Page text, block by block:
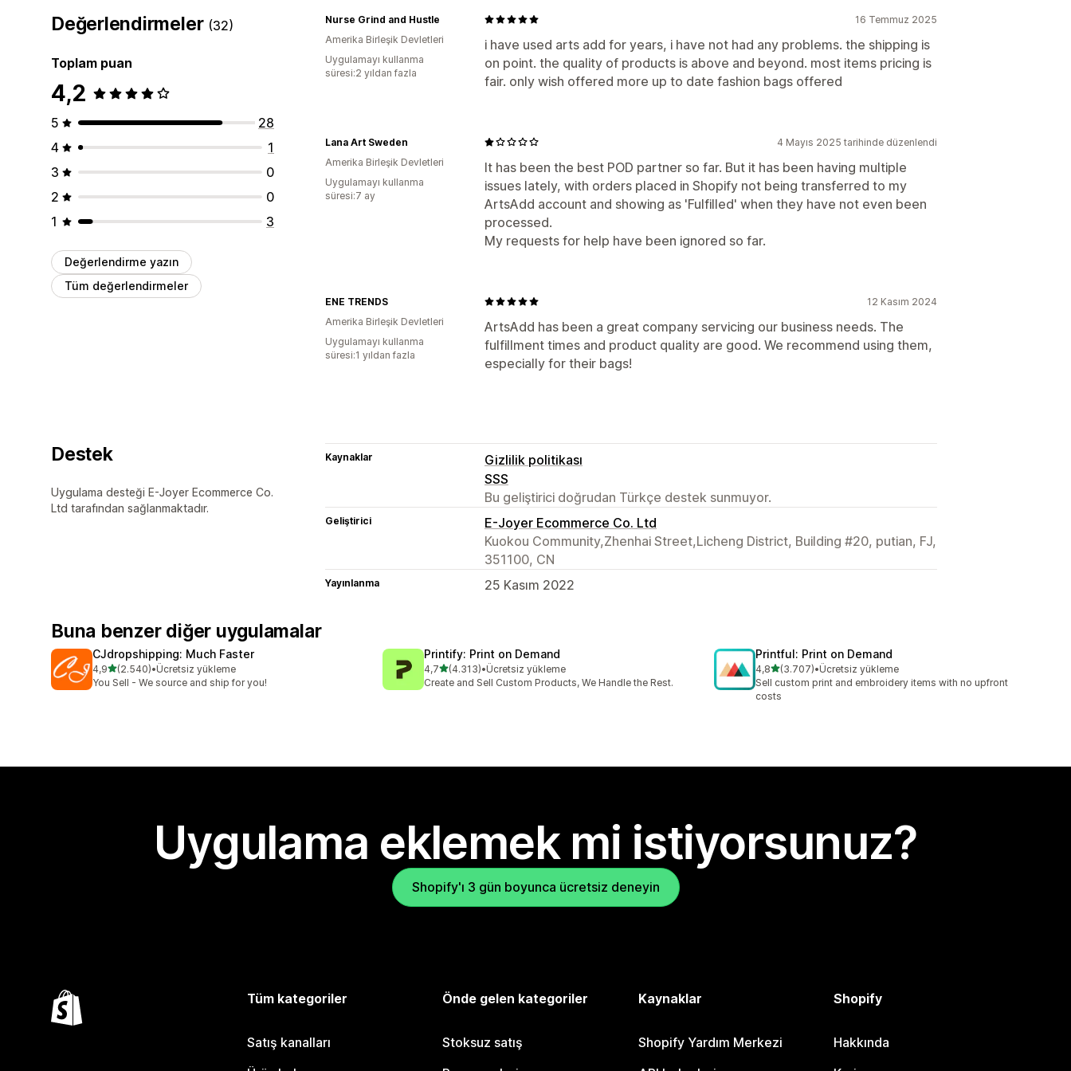
Değerlendirmeler (32)
Toplam puan
4,2
5
28
4
1
3
0
2
0
1
3
Değerlendirme yazın
Tüm değerlendirmeler
16 Temmuz 2025
i have used arts add for years, i have not had any problems. the shipping is
on point. the quality of products is above and beyond. most items pricing is
fair. only wish offered more up to date fashion bags offered
Nurse Grind and Hustle
Amerika Birleşik Devletleri
Uygulamayı kullanma
süresi:2 yıldan fazla
4 Mayıs 2025 tarihinde düzenlendi
It has been the best POD partner so far. But it has been having multiple
issues lately, with orders placed in Shopify not being transferred to my
ArtsAdd account and showing as 'Fulfilled' when they have not even been
processed.
My requests for help have been ignored so far.
Lana Art Sweden
Amerika Birleşik Devletleri
Uygulamayı kullanma
süresi:7 ay
12 Kasım 2024
ArtsAdd has been a great company servicing our business needs. The
fulfillment times and product quality are good. We recommend using them,
especially for their bags!
ENE TRENDS
Amerika Birleşik Devletleri
Uygulamayı kullanma
süresi:1 yıldan fazla
Destek
Uygulama desteği E-Joyer Ecommerce Co.
Ltd tarafından sağlanmaktadır.
Kaynaklar
Gizlilik politikası
SSS
Bu geliştirici doğrudan Türkçe destek sunmuyor.
Geliştirici
E-Joyer Ecommerce Co. Ltd
Kuokou Community,Zhenhai Street,Licheng District, Building #20, putian, FJ,
351100, CN
Yayınlanma 25 Kasım 2022
Buna benzer diğer uygulamalar
CJdropshipping: Much Faster
4,95 yıldız üzerinden
(2.540)
toplam 2540 değerlendirme
•Ücretsiz yükleme
You Sell - We source and ship for you!
Printify: Print on Demand
4,75 yıldız üzerinden
(4.313)
toplam 4313 değerlendirme
•Ücretsiz yükleme
Create and Sell Custom Products, We Handle the Rest.
Printful: Print on Demand
4,85 yıldız üzerinden
(3.707)
toplam 3707 değerlendirme
•Ücretsiz yükleme
Sell custom print and embroidery items with no upfront
costs
Uygulama eklemek mi istiyorsunuz?
Shopify'ı 3 gün boyunca ücretsiz deneyin
Tüm kategoriler
Satış kanalları
Önde gelen kategoriler
Stoksuz satış
Kaynaklar
Shopify Yardım Merkezi
Shopify
Hakkında